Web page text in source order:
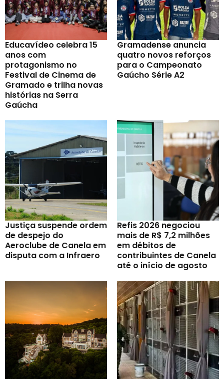
Educavídeo celebra 15
anos com
protagonismo no
Festival de Cinema de
Gramado e trilha novas
histórias na Serra
Gaúcha
Gramadense anuncia
quatro novos reforços
para o Campeonato
Gaúcho Série A2
Justiça suspende ordem
de despejo do
Aeroclube de Canela em
disputa com a Infraero
Refis 2026 negociou
mais de R$ 7,2 milhões
em débitos de
contribuintes de Canela
até o início de agosto